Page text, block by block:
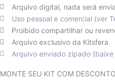
Arquivo digital, nada será
Uso pessoal e comercial (ver
Proibido compartilhar ou
Arquivo exclusivo da Kitsfera
Arquivo enviado zipado
MONTE SEU KIT COM DESCONTO
OOO
O